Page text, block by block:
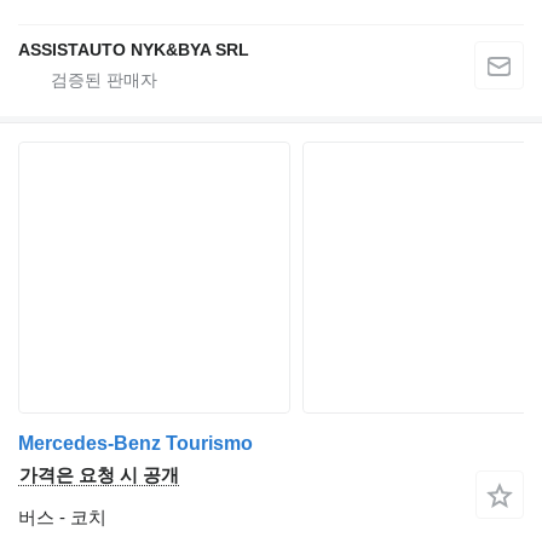
ASSISTAUTO NYK&BYA SRL
Mercedes-Benz Tourismo
가격은 요청 시 공개
버스 - 코치